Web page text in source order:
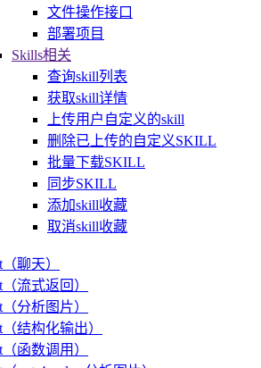
文件操作接口
部署项目
Skills相关
查询skill列表
获取skill详情
上传用户自定义的skill
删除已上传的自定义SKILL
批量下载SKILL
同步SKILL
添加skill收藏
取消skill收藏
聊天）
（流式返回）
（分析图片）
（结构化输出）
（函数调用）